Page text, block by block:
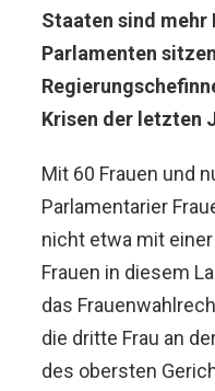
Staaten sind mehr
Parlamenten
Krisen der letzten
Mit 60 Frauen und
Parlamentarier
nicht etwa mit
Frauen in diesem
das
die dritte Frau an
des obersten